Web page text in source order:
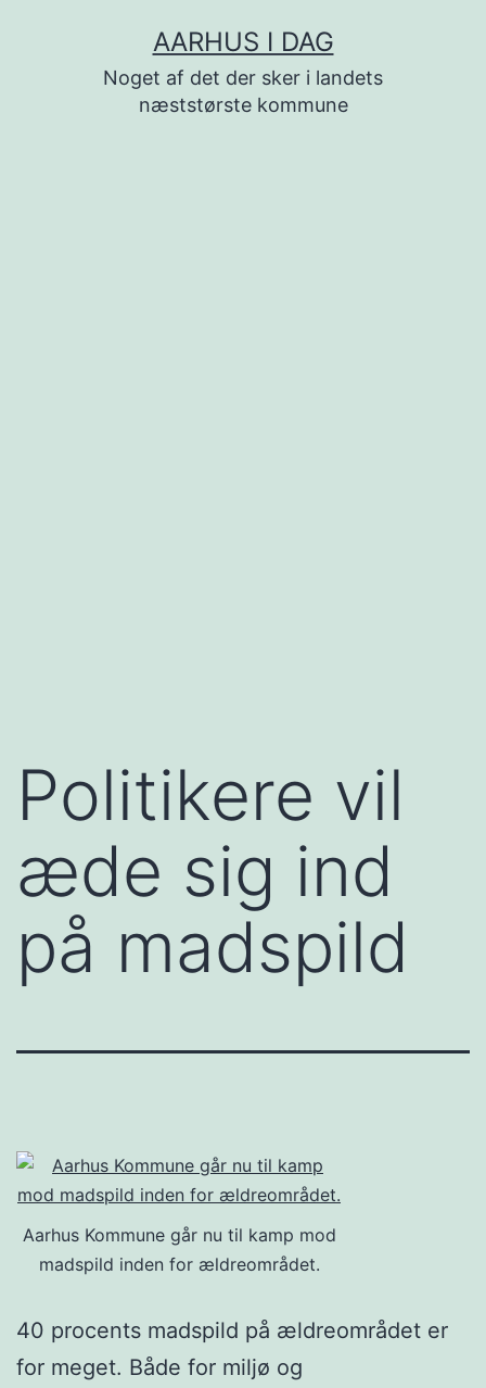
AARHUS I DAG
Noget af det der sker i landets
næststørste kommune
Politikere vil
æde sig ind
på madspild
Aarhus Kommune går nu til kamp mod
madspild inden for ældreområdet.
40 procents madspild på ældreområdet er
for meget. Både for miljø og